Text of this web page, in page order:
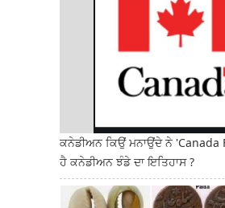
ਕਨੇਡੀਅਨ ਕਿਉਂ ਮਨਾਉਂਦੇ ਨੇ 'Canada
ਹੈ ਕਨੇਡੀਅਨ ਝੰਡੇ ਦਾ ਇਤਿਹਾਸ ?